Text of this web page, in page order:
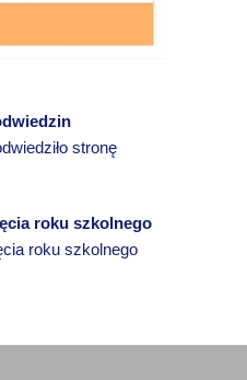
stronę
roku szkolnego
roku szkolnego